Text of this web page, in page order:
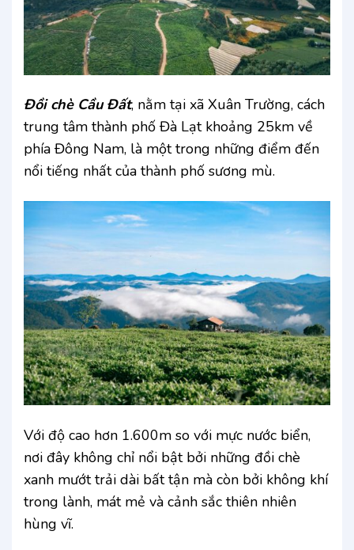
Đồi chè Cầu Đất, nằm tại xã Xuân Trường, cách
trung tâm thành phố Đà Lạt khoảng 25km về
phía Đông Nam, là một trong những điểm đến
nổi tiếng nhất của thành phố sương mù.
Với độ cao hơn 1.600m so với mực nước biển,
nơi đây không chỉ nổi bật bởi những đồi chè
xanh mướt trải dài bất tận mà còn bởi không khí
trong lành, mát mẻ và cảnh sắc thiên nhiên
hùng vĩ.